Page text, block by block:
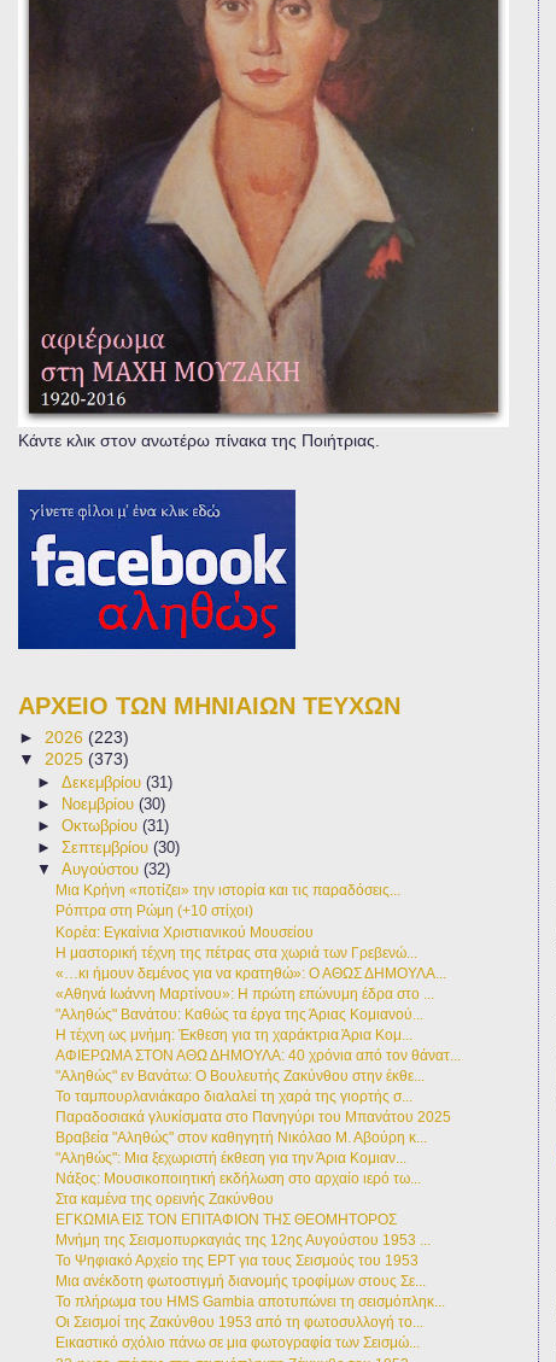
Κάντε κλικ στον ανωτέρω πίνακα της Ποιήτριας.
ΑΡΧΕΙΟ ΤΩΝ ΜΗΝΙΑΙΩΝ ΤΕΥΧΩΝ
► 2026 (223)
▼ 2025 (373)
►Δεκεμβρίου(31)
►
Νοεμβρίου(30)
►Οκτωβρίου(31)
►Σεπτεμβρίου(30)
▼Αυγούστου(32)
Μια Κρήνη «ποτίζει» την ιστορία και τις παραδόσεις...
Ρόπτρα στη Ρώμη (+10 στίχοι)
Κορέα: Εγκαίνια Χριστιανικού Μουσείου
Η μαστορική τέχνη της πέτρας στα χωριά των Γρεβενώ...
«…κι ήμουν δεμένος για να κρατηθώ»: Ο ΑΘΩΣ ΔΗΜΟΥΛΑ...
«Αθηνά Ιωάννη Μαρτίνου»: Η πρώτη επώνυμη έδρα στο ...
"Αληθώς" Βανάτου: Καθώς τα έργα της Άριας Κομιανού...
Η τέχνη ως μνήμη: Έκθεση για τη χαράκτρια Άρια Κομ...
ΑΦΙΕΡΩΜΑ ΣΤΟΝ ΑΘΩ ΔΗΜΟΥΛΑ: 40 χρόνια από τον θάνατ...
"Αληθώς" εν Βανάτω: Ο Βουλευτής Ζακύνθου στην έκθε...
Το ταμπουρλανιάκαρο διαλαλεί τη χαρά της γιορτής σ...
Παραδοσιακά γλυκίσματα στο Πανηγύρι του Μπανάτου 2025
Βραβεία "Αληθώς" στον καθηγητή Νικόλαο Μ. Αβούρη κ...
"Αληθώς": Μια ξεχωριστή έκθεση για την Άρια Κομιαν...
Νάξος: Μουσικοποιητική εκδήλωση στο αρχαίο ιερό τω...
Στα καμένα της ορεινής Ζακύνθου
ΕΓΚΩΜΙΑ ΕΙΣ ΤΟΝ ΕΠΙΤΑΦΙΟΝ ΤΗΣ ΘΕΟΜΗΤΟΡΟΣ
Μνήμη της Σεισμοπυρκαγιάς της 12ης Αυγούστου 1953 ...
Το Ψηφιακό Αρχείο της ΕΡΤ για τους Σεισμούς του 1953
Μια ανέκδοτη φωτοστιγμή διανομής τροφίμων στους Σε...
Το πλήρωμα του HMS Gambia αποτυπώνει τη σεισμόπληκ...
Οι Σεισμοί της Ζακύνθου 1953 από τη φωτοσυλλογή το...
Εικαστικό σχόλιο πάνω σε μια φωτογραφία των Σεισμώ...